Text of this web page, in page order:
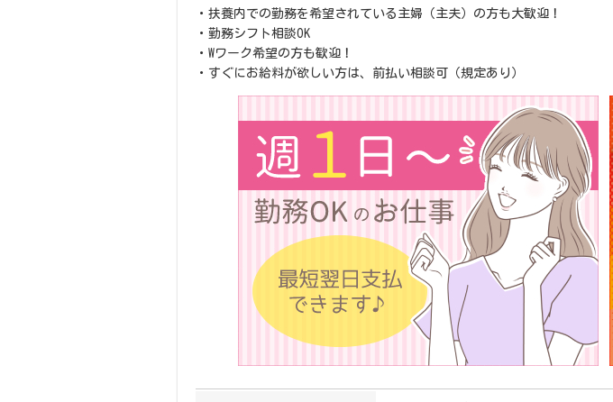
・扶養内での勤務を希望されている主婦（主夫）の方も大歓迎！
・勤務シフト相談OK
・Wワーク希望の方も歓迎！
・すぐにお給料が欲しい方は、前払い相談可（規定あり）